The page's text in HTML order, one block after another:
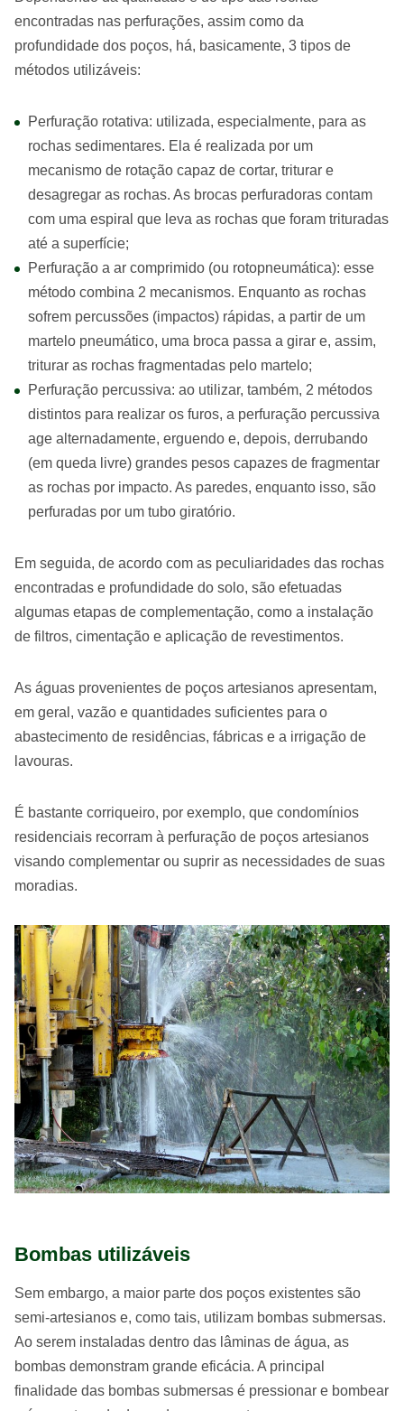
encontradas nas perfurações, assim como da
profundidade dos poços, há, basicamente, 3 tipos de
métodos utilizáveis:
Perfuração rotativa: utilizada, especialmente, para as
rochas sedimentares. Ela é realizada por um
mecanismo de rotação capaz de cortar, triturar e
desagregar as rochas. As brocas perfuradoras contam
com uma espiral que leva as rochas que foram trituradas
até a superfície;
Perfuração a ar comprimido (ou rotopneumática): esse
método combina 2 mecanismos. Enquanto as rochas
sofrem percussões (impactos) rápidas, a partir de um
martelo pneumático, uma broca passa a girar e, assim,
triturar as rochas fragmentadas pelo martelo;
Perfuração percussiva: ao utilizar, também, 2 métodos
distintos para realizar os furos, a perfuração percussiva
age alternadamente, erguendo e, depois, derrubando
(em queda livre) grandes pesos capazes de fragmentar
as rochas por impacto. As paredes, enquanto isso, são
perfuradas por um tubo giratório.
Em seguida, de acordo com as peculiaridades das rochas
encontradas e profundidade do solo, são efetuadas
algumas etapas de complementação, como a instalação
de filtros, cimentação e aplicação de revestimentos.
As águas provenientes de poços artesianos apresentam,
em geral, vazão e quantidades suficientes para o
abastecimento de residências, fábricas e a irrigação de
lavouras.
É bastante corriqueiro, por exemplo, que condomínios
residenciais recorram à perfuração de poços artesianos
visando complementar ou suprir as necessidades de suas
moradias.
Bombas utilizáveis
Sem embargo, a maior parte dos poços existentes são
semi-artesianos e, como tais, utilizam bombas submersas.
Ao serem instaladas dentro das lâminas de água, as
bombas demonstram grande eficácia. A principal
finalidade das bombas submersas é pressionar e bombear